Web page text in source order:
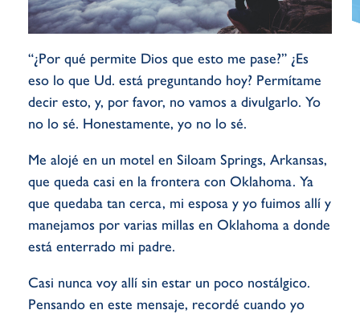
“¿Por qué permite Dios que esto me pase?” ¿Es
eso lo que Ud. está preguntando hoy? Permítame
decir esto, y, por favor, no vamos a divulgarlo. Yo
no lo sé. Honestamente, yo no lo sé.
Me alojé en un motel en Siloam Springs, Arkansas,
que queda casi en la frontera con Oklahoma. Ya
que quedaba tan cerca, mi esposa y yo fuimos allí y
manejamos por varias millas en Oklahoma a donde
está enterrado mi padre.
Casi nunca voy allí sin estar un poco nostálgico.
Pensando en este mensaje, recordé cuando yo